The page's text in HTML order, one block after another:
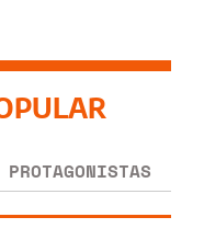
PROTAGONISTAS